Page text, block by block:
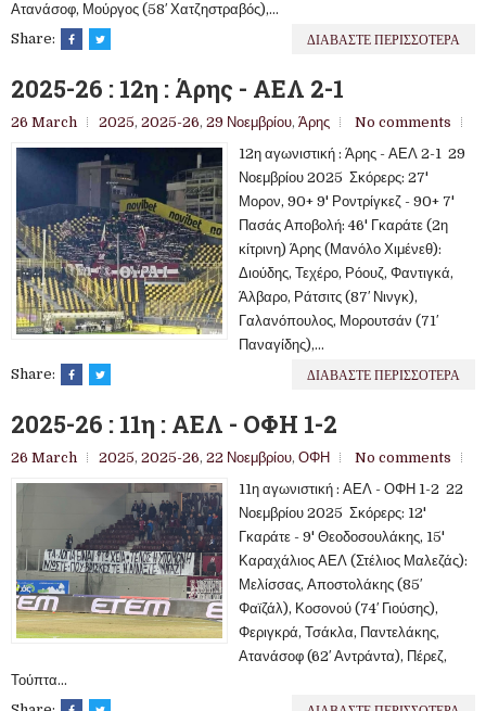
Ατανάσοφ, Μούργος (58′ Χατζηστραβός),...
Share:
ΔΙΑΒΑΣΤΕ ΠΕΡΙΣΣΟΤΕΡΑ
2025-26 : 12η : Άρης - ΑΕΛ 2-1
26 March 2025, 2025-26, 29 Νοεμβρίου, Άρης
No comments
12η αγωνιστική : Άρης - ΑΕΛ 2-1 29
Νοεμβρίου 2025 Σκόρερς: 27'
Μορον, 90+ 9' Ροντρίγκεζ - 90+ 7'
Πασάς Αποβολή: 46' Γκαράτε (2η
κίτρινη) Άρης (Μανόλο Χιμένεθ):
Διούδης, Τεχέρο, Ρόουζ, Φαντιγκά,
Άλβαρο, Ράτσιτς (87′ Νινγκ),
Γαλανόπουλος, Μορουτσάν (71′
Παναγίδης),...
Share:
ΔΙΑΒΑΣΤΕ ΠΕΡΙΣΣΟΤΕΡΑ
2025-26 : 11η : ΑΕΛ - ΟΦΗ 1-2
26 March 2025, 2025-26, 22 Νοεμβρίου, ΟΦΗ
No comments
11η αγωνιστική : ΑΕΛ - ΟΦΗ 1-2 22
Νοεμβρίου 2025 Σκόρερς: 12'
Γκαράτε - 9' Θεοδοσουλάκης, 15'
Καραχάλιος ΑΕΛ (Στέλιος Μαλεζάς):
Μελίσσας, Αποστολάκης (85′
Φαϊζάλ), Κοσονού (74′ Γιούσης),
Φεριγκρά, Τσάκλα, Παντελάκης,
Ατανάσοφ (62′ Αντράντα), Πέρεζ,
Τούπτα...